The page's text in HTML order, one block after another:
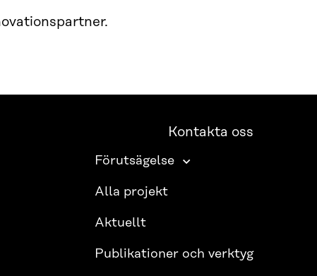
Kontakta oss
Förutsägelse
Alla projekt
Aktuellt
Publikationer och verktyg